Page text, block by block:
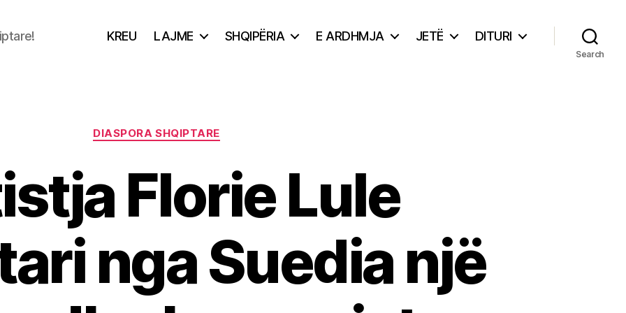
KREU LAJME SHQIPËRIA E ARDHMJA JETË DITURI
Search
Categories
DIASPORA SHQIPTARE
Florie Lule
nga Suedia një